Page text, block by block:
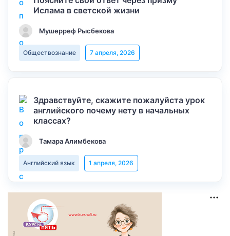
Ислама в светской жизни
Мушерреф Рысбекова
Обществознание 7 апреля, 2026
Здравствуйте, скажите пожалуйста урок
английского почему нету в начальных
классах?
Тамара Алимбекова
Английский язык 1 апреля, 2026